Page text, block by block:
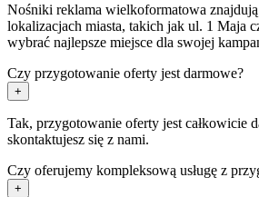
Nośniki reklama wielkoformatowa
lokalizacjach miasta, takich jak ul. 1 Maja
wybrać najlepsze miejsce dla swojej
Czy przygotowanie oferty jest darmowe?
+
Tak, przygotowanie oferty jest całkowicie
skontaktujesz się z nami.
Czy oferujemy kompleksową usługę z
+